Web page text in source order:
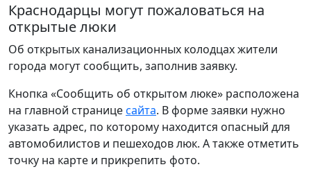
Краснодарцы могут пожаловаться на
открытые люки
Об открытых канализационных колодцах жители
города могут сообщить, заполнив заявку.
Кнопка «Сообщить об открытом люке» расположена
на главной страницесайта. В форме заявки нужно
указать адрес, по которому находится опасный для
автомобилистов и пешеходов люк. А также отметить
точку на карте и прикрепить фото.